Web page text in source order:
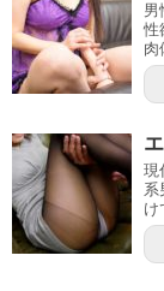
男
性
肉
現
系
け